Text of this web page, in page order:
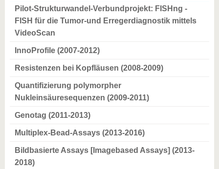
Pilot-Strukturwandel-Verbundprojekt: FISHng -
FISH für die Tumor-und Erregerdiagnostik mittels
VideoScan
InnoProfile (2007-2012)
Resistenzen bei Kopfläusen (2008-2009)
Quantifizierung polymorpher
Nukleinsäuresequenzen (2009-2011)
Genotag (2011-2013)
Multiplex-Bead-Assays (2013-2016)
Bildbasierte Assays [Imagebased Assays] (2013-
2018)